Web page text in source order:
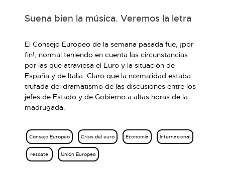
Suena bien la música. Veremos la letra
El Consejo Europeo de la semana pasada fue, ¡por
fin!, normal teniendo en cuenta las circunstancias
por las que atraviesa el Euro y la situación de
España y de Italia. Claro que la normalidad estaba
trufada del dramatismo de las discusiones entre los
jefes de Estado y de Gobierno a altas horas de la
madrugada.
Consejo Europeo Crisis del euro Economía Internacional
rescate Unión Europea